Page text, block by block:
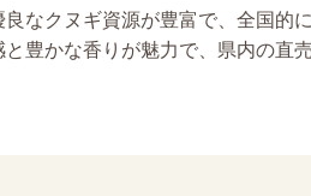
なクヌギ資源が豊富で、全国的
豊かな香りが魅力で、県内の直